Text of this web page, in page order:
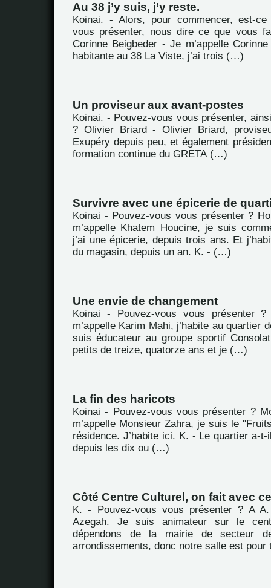
Au 38 j’y suis, j’y reste.
Koinai. - Alors, pour commencer, est-
vous présenter, nous dire ce que vous
Corinne Beigbeder - Je m’appelle
habitante au 38 La Viste, j’ai trois (…)
Un proviseur aux avant-postes
Koinai. - Pouvez-vous vous présenter,
? Olivier Briard - Olivier Briard,
Exupéry depuis peu, et également
formation continue du GRETA (…)
Survivre avec une épicerie de
Koinai - Pouvez-vous vous présenter ?
m’appelle Khatem Houcine, je suis
j’ai une épicerie, depuis trois ans. Et
du magasin, depuis un an. K. - (…)
Une envie de changement
Koinai - Pouvez-vous vous présenter
m’appelle Karim Mahi, j’habite au quartier
suis éducateur au groupe sportif
petits de treize, quatorze ans et je (…)
La fin des haricots
Koinai - Pouvez-vous vous présenter ?
m’appelle Monsieur Zahra, je suis le
résidence. J’habite ici. K. - Le quartier a-t-
depuis les dix ou (…)
Côté Centre Culturel, on fait avec
K. - Pouvez-vous vous présenter ? A
Azegah. Je suis animateur sur le
dépendons de la mairie de secteur
arrondissements, donc notre salle est